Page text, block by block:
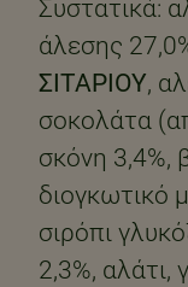
Συστατικά:
άλεσης
ΣΙΤΑΡΙΟΥ,
σοκολάτα
σκόνη 3,4%,
διογκωτικό
σιρόπι
2,3%,